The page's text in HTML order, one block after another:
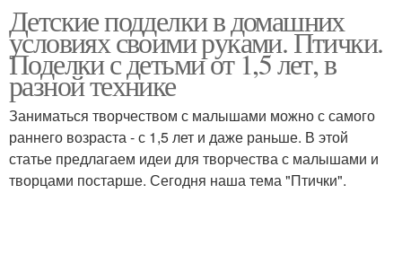
материала
Детские подделки в домашних
условиях своими руками. Птички.
Поделки с детьми от 1,5 лет, в
разной технике
Заниматься творчеством с малышами можно с самого
раннего возраста - с 1,5 лет и даже раньше. В этой
статье предлагаем идеи для творчества с малышами и
творцами постарше. Сегодня наша тема "Птички".